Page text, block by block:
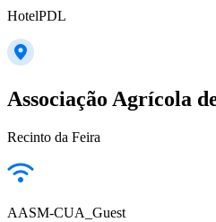
HotelPDL
Associação Agrícola
Recinto da Feira
AASM-CUA_Guest